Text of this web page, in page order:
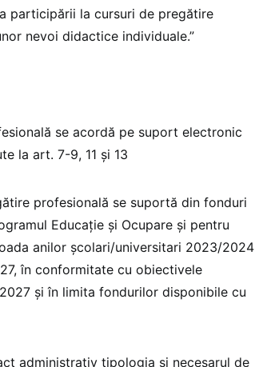
participării la cursuri de pregătire
nevoi didactice individuale.”
se acordă pe suport electronic
la art. 7-9, 11 și 13
profesională se suportă din fonduri
Educație și Ocupare și pentru
anilor școlari/universitari 2023/2024
în conformitate cu obiectivele
și în limita fondurilor disponibile cu
administrativ tipologia și necesarul de